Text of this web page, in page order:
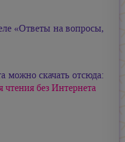
«Ответы на вопросы,
скачать отсюда:
без Интернета